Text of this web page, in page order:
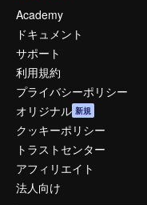
Academy
ドキュメント
サポート
利用規約
プライバシーポリシー
オリジナル 新規
クッキーポリシー
トラストセンター
アフィリエイト
法人向け